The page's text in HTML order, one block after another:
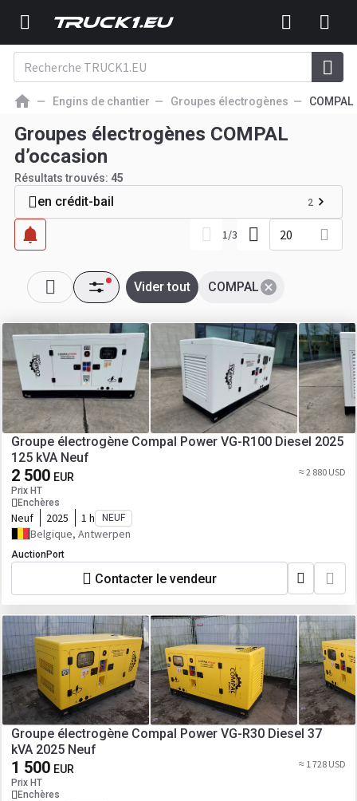
Engins de chantier Groupes électrogènes COMPAL
Groupes électrogènes COMPAL
d’occasion
Résultats trouvés: 45
en crédit-bail 2
1/3 20
COMPAL
Vider tout
Groupe électrogène Compal Power VG-R100 Diesel 2025
125 kVA Neuf
2 500 EUR
Prix HT
Enchères
≈ 2 880 USD
Neuf 2025 1 h NEUF
Belgique, Antwerpen
AuctionPort
Contacter le vendeur
Groupe électrogène Compal Power VG-R30 Diesel 37
kVA 2025 Neuf
1 500 EUR
Prix HT
Enchères
≈ 1 728 USD